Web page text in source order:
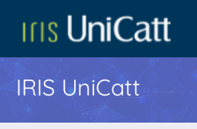
IRIS UniCatt